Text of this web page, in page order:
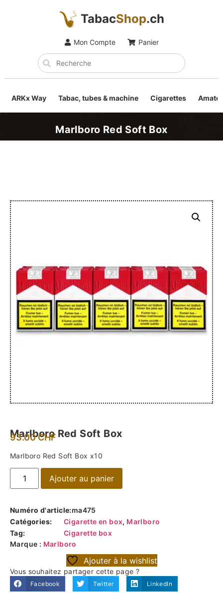
TabacShop.ch
Mon Compte Panier
ARKx Way Tabac, tubes & machine Cigarettes
Marlboro Red Soft Box
Marlboro Red Soft Box
93.00CHF
Marlboro Red Soft Box x10
Ajouter au panier
Numéro d'article:ma475
Catégories:
Cigarette en box, Marlboro
Tag:
Cigarette box
Marque : Marlboro
Ajouter à la wishlist
Vous souhaitez partager cette page ?
Facebook Twitter LinkedIn